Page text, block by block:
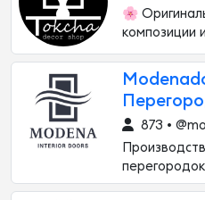
🌸
композиции
873 •